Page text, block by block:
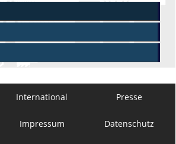
International Presse
Impressum Datenschutz